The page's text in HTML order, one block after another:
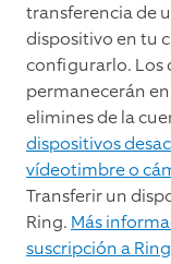
transferencia de
dispositivo en tu
configurarlo. Los
permanecerán
elimines de la
dispositivos
vídeotimbre o
Transferir un
Ring. Más
suscripción a Ring